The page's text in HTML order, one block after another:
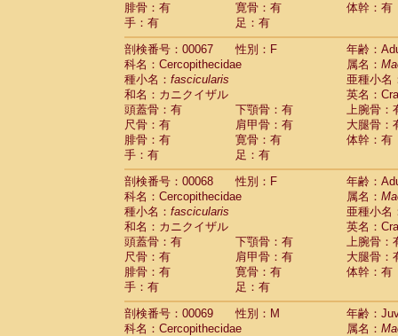
腓骨：有
寛骨：有
体幹：有
手：有
足：有
剖検番号：00067
性別：F
年齢：
科名：Cercopithecidae
属名：
種小名： fascicularis
亜種小名
和名：カニクイザル
英名：
頭蓋骨：有
下顎骨：有
上腕骨：
尺骨：有
肩甲骨：有
大腿骨：
腓骨：有
寛骨：有
体幹：有
手：有
足：有
剖検番号：00068
性別：F
年齢：
科名：Cercopithecidae
属名：
種小名： fascicularis
亜種小名
和名：カニクイザル
英名：
頭蓋骨：有
下顎骨：有
上腕骨：
尺骨：有
肩甲骨：有
大腿骨：
腓骨：有
寛骨：有
体幹：有
手：有
足：有
剖検番号：00069
性別：M
年齢：
科名：Cercopithecidae
属名：